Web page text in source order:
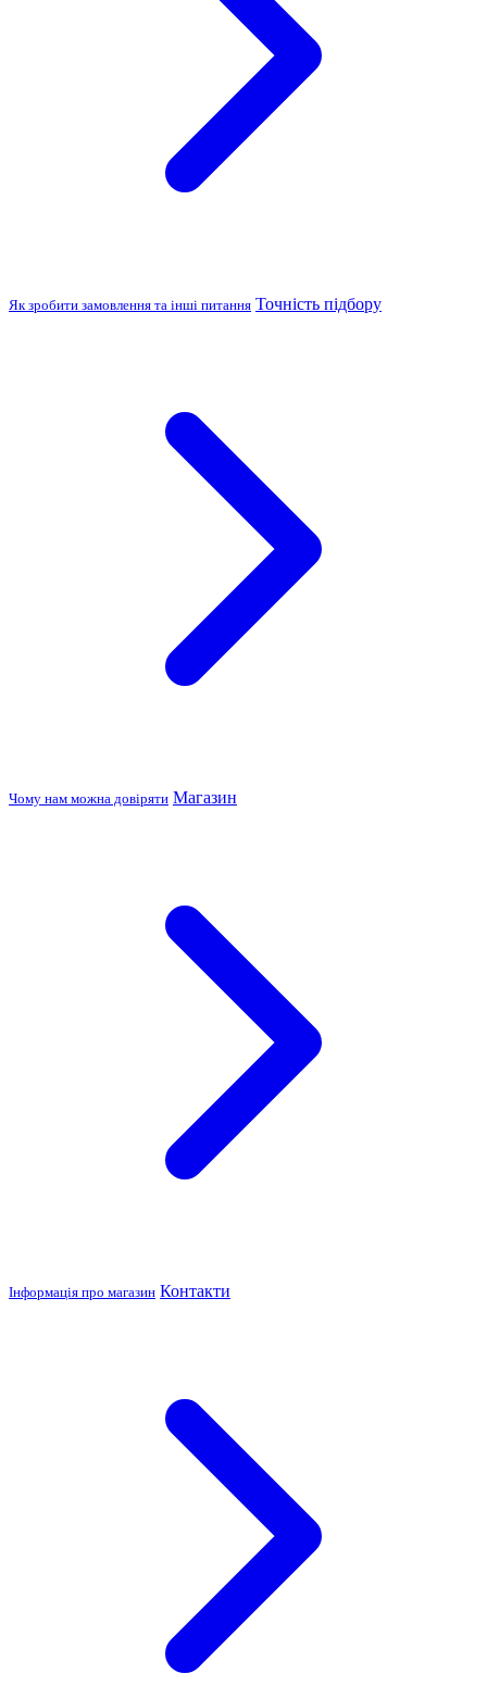
Як зробити замовлення та інші питання Точність підбору
Чому нам можна довіряти Магазин
Інформація про магазин Контакти